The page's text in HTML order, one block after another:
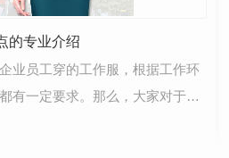
的专业介绍
业员工穿的工作服，根据工作环
有一定要求。那么，大家对于电
?下面小编就来介绍一下电…